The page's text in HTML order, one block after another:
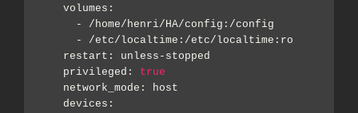
    volumes:
      - /home/henri/HA/config:/config
      - /etc/localtime:/etc/localtime:ro
    restart: unless-stopped
    privileged:
true
    network_mode: host
    devices: